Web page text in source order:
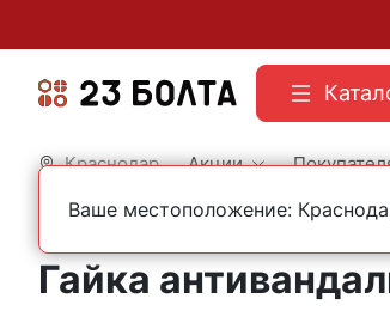
Краснодар Акции
Главная Фасованный крепеж Гайки и втулки
Гайка
Ваше местоположение: